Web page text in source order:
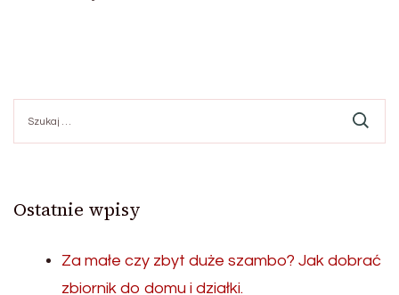
Ostatnie wpisy
Za małe czy zbyt duże szambo? Jak dobrać
zbiornik do domu i działki.